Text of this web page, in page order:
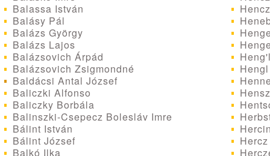
Balassa István
Balásy Pál
Balázs György
Balázs Lajos
Balázsovich Árpád
Balázsovich Zsigmondné
Baldácsi Antal József
Baliczki Alfonso
Baliczky Borbála
Balinszki-Csepecz Bolesláv Imre
Bálint István
Bálint József
Balkó Ilka